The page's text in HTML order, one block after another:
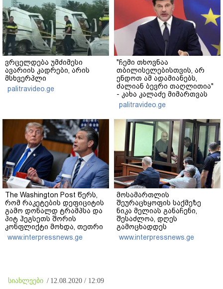
ვრცელდება უმძიმესი
ავარიის კადრები, არის
მსხვერპლი
palitravideo.ge
"ჩემი თხოვნაა
თბილისელებისთვის, არ
ენდოთ ამ ადამიანებს,
ძალიან ბევრი თაღლითია"
- კახა კალაძე მიმართვას
ავრცელებს
palitravideo.ge
The Washington Post წერს,
რომ რაკეტების დეფიციტის
გამო დონალდ ტრამპსა და
პიტ ჰეგსეთს შორის
კონფლიქტი მოხდა, თეთრი
სახლის პრესსპიკერმა კი
აღნიშნულ ინფორმაციას
www.interpressnews.ge
მოსამართლის
შეურაცხყოფის საქმეზე
ნიკა მელიას განაჩენი,
შესაძლოა, დღეს
გამოცხადდეს
www.interpressnews.ge
სიახლეები / 12.08.2020 / 12:09